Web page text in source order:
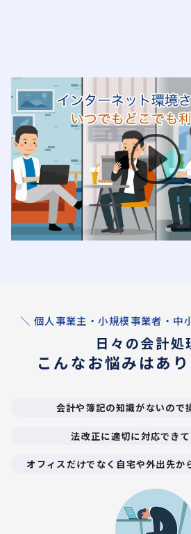
＼ 個人事業主・小規模事業者・中
日々の会計処
こんなお悩みはあ
会計や簿記の知識がないので
法改正に適切に対応でき
オフィスだけでなく自宅や外出先か